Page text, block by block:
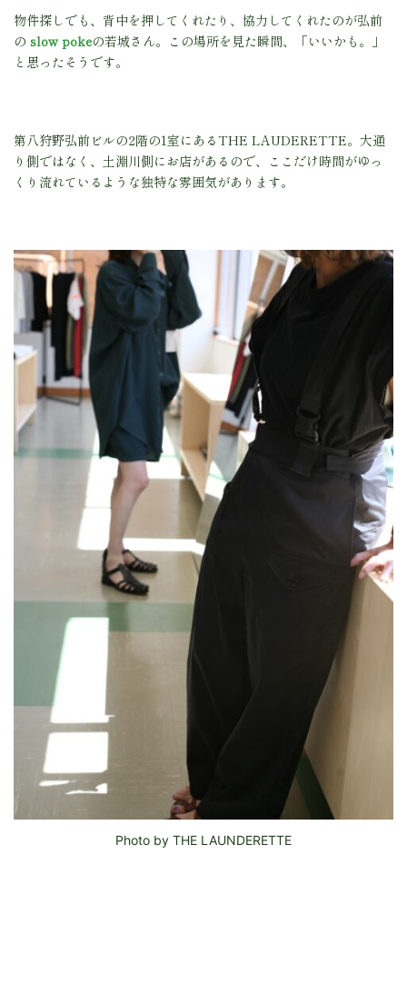
物件探しでも、背中を押してくれたり、協力してくれたのが弘前
の slow pokeの若城さん。この場所を見た瞬間、「いいかも。」
と思ったそうです。
第八狩野弘前ビルの2階の1室にあるTHE LAUDERETTE。大通
り側ではなく、土淵川側にお店があるので、ここだけ時間がゆっ
くり流れているような独特な雰囲気があります。
Photo by THE LAUNDERETTE